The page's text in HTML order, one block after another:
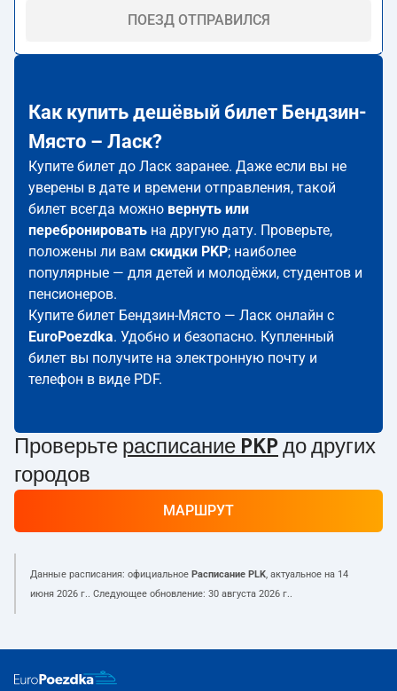
ПОЕЗД ОТПРАВИЛСЯ
Как купить дешёвый билет Бендзин-
Място – Ласк?
Купите билет до Ласк заранее. Даже если вы не
уверены в дате и времени отправления, такой
билет всегда можно вернуть или
перебронировать на другую дату. Проверьте,
положены ли вам скидки PKP; наиболее
популярные — для детей и молодёжи, студентов и
пенсионеров.
Купите билет Бендзин-Място — Ласк онлайн с
EuroPoezdka. Удобно и безопасно. Купленный
билет вы получите на электронную почту и
телефон в виде PDF.
Проверьте расписание PKP до других
городов
МАРШРУТ
Данные расписания: официальное Расписание PLK, актуальное на 14
июня 2026 г.. Следующее обновление: 30 августа 2026 г..